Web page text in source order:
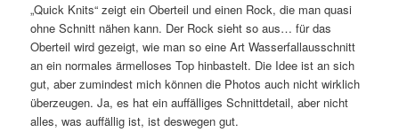
„Quick Knits“ zeigt ein Oberteil und einen Rock, die man quasi
ohne Schnitt nähen kann. Der Rock sieht so aus… für das
Oberteil wird gezeigt, wie man so eine Art Wasserfallausschnitt
an ein normales ärmelloses Top hinbastelt. Die Idee ist an sich
gut, aber zumindest mich können die Photos auch nicht wirklich
überzeugen. Ja, es hat ein auffälliges Schnittdetail, aber nicht
alles, was auffällig ist, ist deswegen gut.